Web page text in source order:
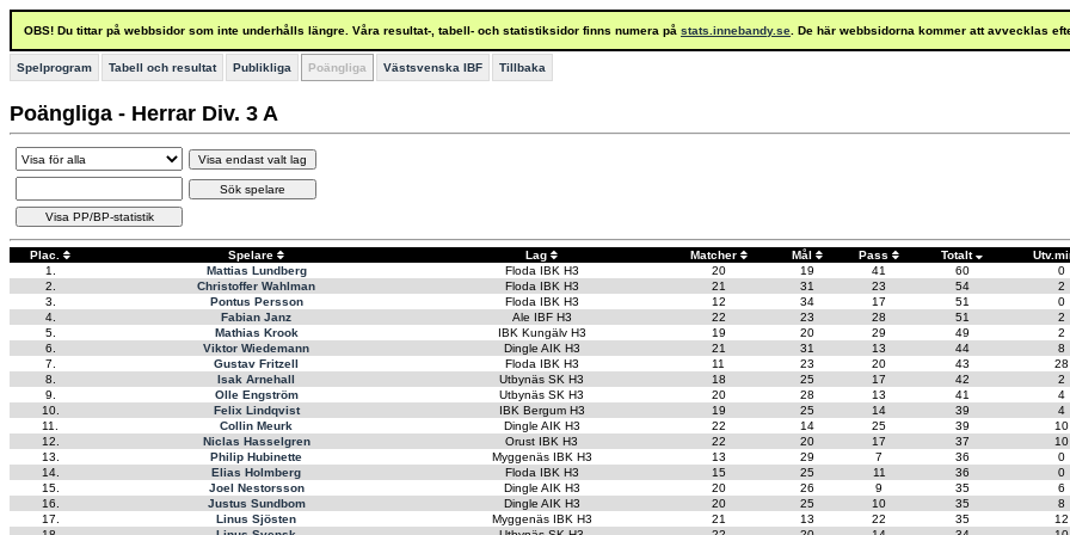
OBS! Du tittar på webbsidor som inte underhålls längre. Våra resultat-, tabell- och statistiksidor finns numera på stats.innebandy.se . De här webbsidorna kommer att avvecklas
Spelprogram Tabell och resultat Publikliga Poängliga Västsvenska IBF Tillbaka
Poängliga - Herrar Div. 3 A
Visa endast valt lag
Sök spelare
Visa PP/BP-statistik
Plac. Spelare Lag Matcher Mål Pass Totalt
1.
Mattias Lundberg Floda IBK H3 20 19 41 60
0
2.
Christoffer Wahlman Floda IBK H3 21 31 23 54
2
3.
Pontus Persson Floda IBK H3 12 34 17 51
0
4.
Fabian Janz Ale IBF H3 22 23 28 51
2
5.
Mathias Krook IBK Kungälv H3 19 20 29 49
2
6.
Viktor Wiedemann Dingle AIK H3 21 31 13 44
8
7.
Gustav Fritzell Floda IBK H3 11 23 20 43
28
8.
Isak Arnehall Utbynäs SK H3 18 25 17 42
2
9.
Olle Engström Utbynäs SK H3 20 28 13 41
4
10.
Felix Lindqvist IBK Bergum H3 19 25 14 39
4
11.
Collin Meurk Dingle AIK H3 22 14 25 39
10
12.
Niclas Hasselgren Orust IBK H3 22 20 17 37
10
13.
Philip Hubinette Myggenäs IBK H3 13 29 7 36
0
14.
Elias Holmberg Floda IBK H3 15 25 11 36
0
15.
Joel Nestorsson Dingle AIK H3 20 26 9 35
6
16.
Justus Sundbom Dingle AIK H3 20 25 10 35
8
17.
Linus Sjösten Myggenäs IBK H3 21 13 22 35
12